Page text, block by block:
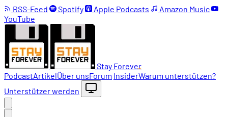
RSS-Feed Spotify Apple Podcasts
Amazon Music
YouTube
Stay Forever
PodcastArtikelÜber unsForum InsiderWarum unterstützen?
Unterstützer werden